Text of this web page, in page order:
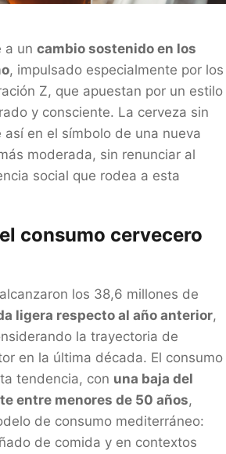
a un cambio sostenido en los
, impulsado especialmente por los
Z, que apuestan por un estilo
y consciente. La cerveza sin
en el símbolo de una nueva
moderada, sin renunciar al
social que rodea a esta
consumo cervecero
los 38,6 millones de
ligera respecto al año anterior,
la trayectoria de
en la última década. El consumo
tendencia, con una baja del
entre menores de 50 años,
de consumo mediterráneo:
de comida y en contextos